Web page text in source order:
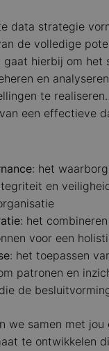
data strategie
de volledige
gaat hierbij om het
en
te
een effectieve
: het
en
: het
voor een
: het toepassen
patronen en
de
we samen met jou
te ontwikkelen